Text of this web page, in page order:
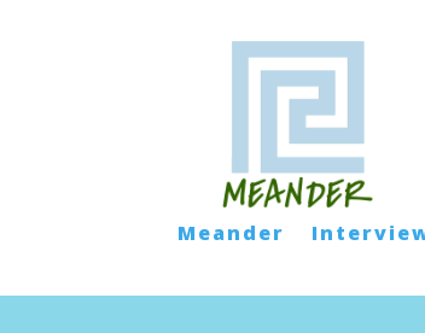
Meander